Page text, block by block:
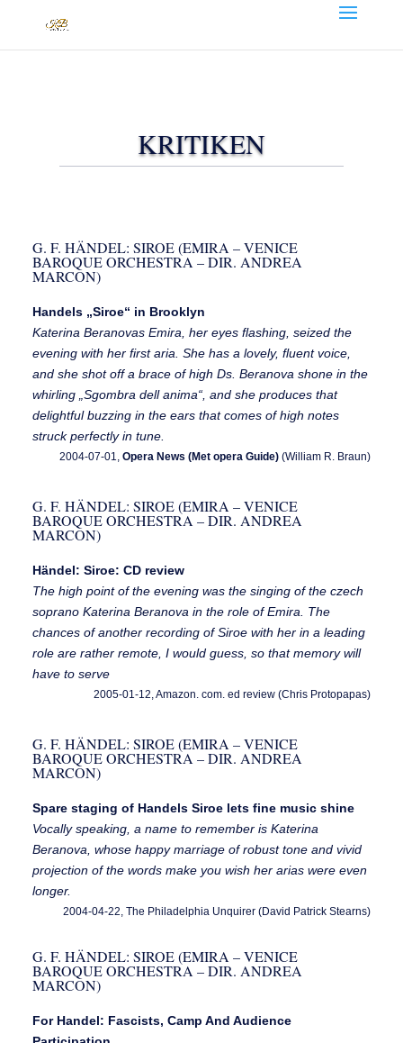
KRITIKEN
G. F. HÄNDEL: SIROE (EMIRA – VENICE
BAROQUE ORCHESTRA – DIR. ANDREA
MARCON)
Handels „Siroe“ in Brooklyn
Katerina Beranovas Emira, her eyes flashing, seized the
evening with her first aria. She has a lovely, fluent voice,
and she shot off a brace of high Ds. Beranova shone in the
whirling „Sgombra dell anima“, and she produces that
delightful buzzing in the ears that comes of high notes
struck perfectly in tune.
2004-07-01,Opera News (Met opera Guide) (William R. Braun)
G. F. HÄNDEL: SIROE (EMIRA – VENICE
BAROQUE ORCHESTRA – DIR. ANDREA
MARCON)
Händel: Siroe: CD review
The high point of the evening was the singing of the czech
soprano Katerina Beranova in the role of Emira. The
chances of another recording of Siroe with her in a leading
role are rather remote, I would guess, so that memory will
have to serve
2005-01-12, Amazon. com. ed review (Chris Protopapas)
G. F. HÄNDEL: SIROE (EMIRA – VENICE
BAROQUE ORCHESTRA – DIR. ANDREA
MARCON)
Spare staging of Handels Siroe lets fine music shine
Vocally speaking, a name to remember is Katerina
Beranova, whose happy marriage of robust tone and vivid
projection of the words make you wish her arias were even
longer.
2004-04-22, The Philadelphia Unquirer (David Patrick Stearns)
G. F. HÄNDEL: SIROE (EMIRA – VENICE
BAROQUE ORCHESTRA – DIR. ANDREA
MARCON)
For Handel: Fascists, Camp And Audience